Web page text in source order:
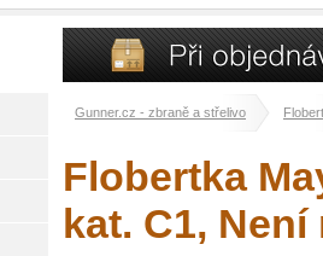
Gunner.cz - zbraně a střelivo
Flobertka
kat. C1,